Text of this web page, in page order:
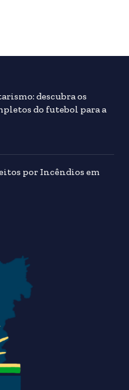
descubra os
do futebol para a
por Incêndios em